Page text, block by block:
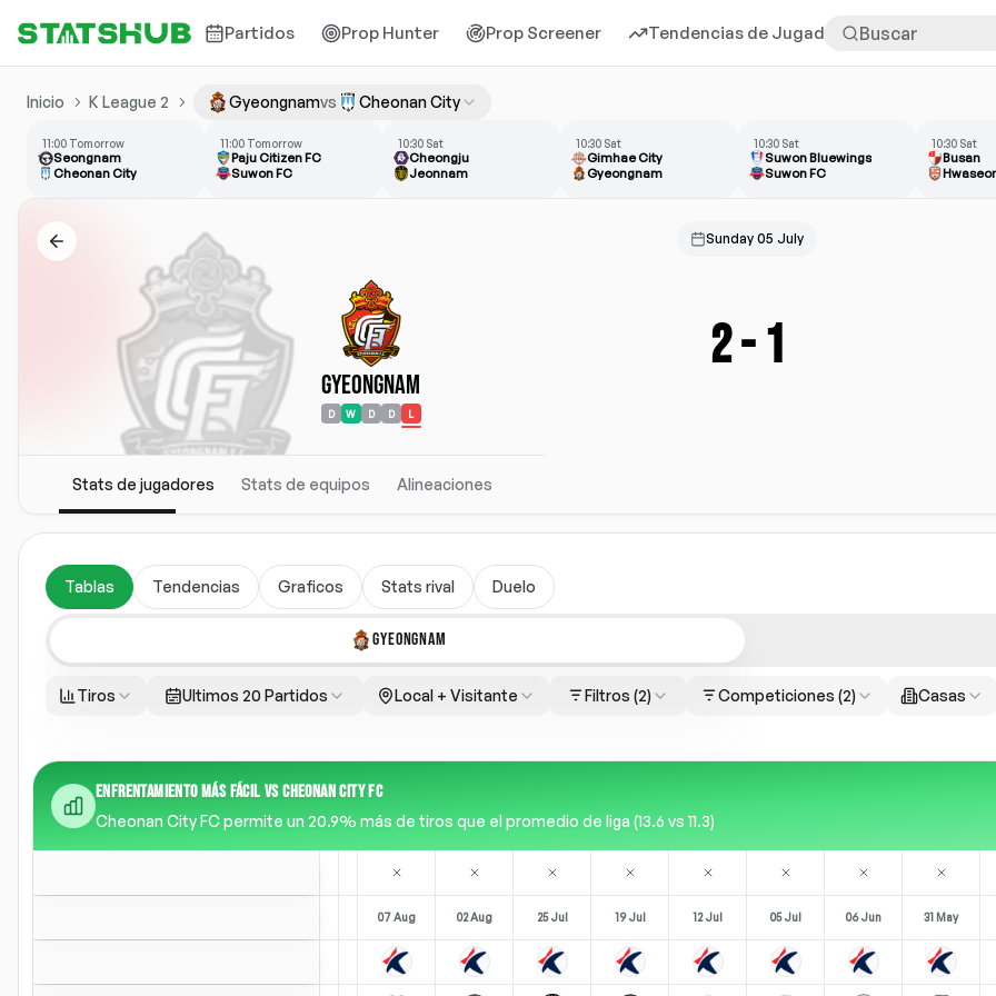
Partidos Prop Hunter Prop Screener Tendencias de Jugadores Más
Inicio K League 2 Gyeongnamvs Cheonan City
11:00 Tomorrow
Seongnam
Cheonan City
11:00 Tomorrow
Paju Citizen FC
Suwon FC
10:30 Sat
Cheongju
Jeonnam
10:30 Sat
Gimhae City
Gyeongnam
10:30 Sat
Suwon Bluewings
Suwon FC
10:30 Sat
Busan
Sunday 05 July
Gyeongnam
D W D D L
2- 1
Stats de jugadores Stats de equipos Alineaciones
Tablas Tendencias Graficos Stats rival Duelo
GYEONGNAM
Tiros Ultimos 20 Partidos Local + Visitante Filtros (2) Competiciones (2) Casas
ENFRENTAMIENTO MÁS FÁCIL VS CHEONAN CITY FC
Cheonan City FC permite un 20.9% más de tiros que el promedio de liga (13.6 vs 11.3)
07 Aug 02 Aug 25 Jul 19 Jul 12 Jul 05 Jul 06 Jun 31 May